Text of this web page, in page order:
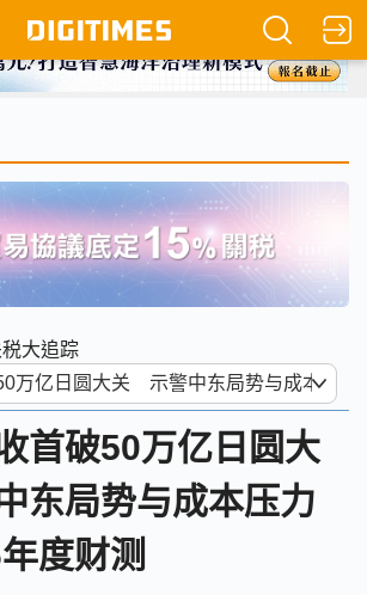
大追踪
首破50万亿日圆大
东局势与成本压力
度财测